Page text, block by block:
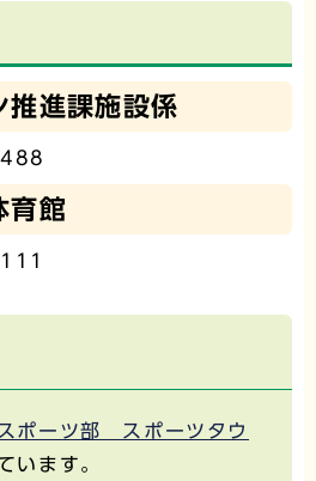
推進課施設係
育館
ポーツ部 スポーツタウ
います。